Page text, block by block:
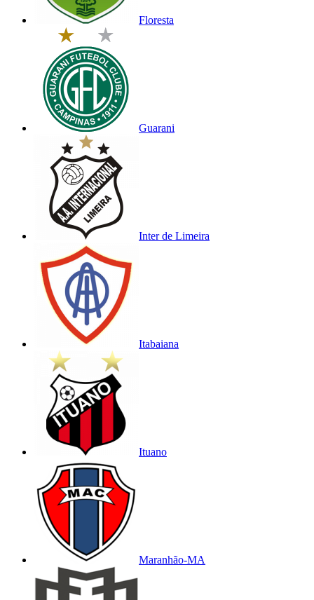
Floresta
Guarani
Inter de Limeira
Itabaiana
Ituano
Maranhão-MA